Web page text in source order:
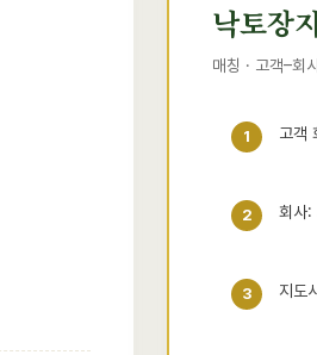
낙토장
매칭 · 고객–회
1 고객
2 회사:
3 지도